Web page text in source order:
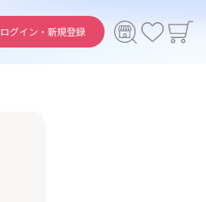
ログイン・ 新規登録